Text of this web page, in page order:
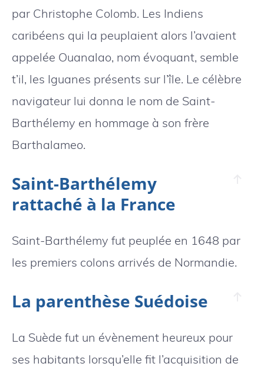
par Christophe Colomb. Les Indiens
caribéens qui la peuplaient alors l’avaient
appelée Ouanalao, nom évoquant, semble
t’il, les Iguanes présents sur l’île. Le célèbre
navigateur lui donna le nom de Saint-
Barthélemy en hommage à son frère
Barthalameo.
Saint-Barthélemy
rattaché à la France
Saint-Barthélemy fut peuplée en 1648 par
les premiers colons arrivés de Normandie.
La parenthèse Suédoise
La Suède fut un évènement heureux pour
ses habitants lorsqu’elle fit l’acquisition de